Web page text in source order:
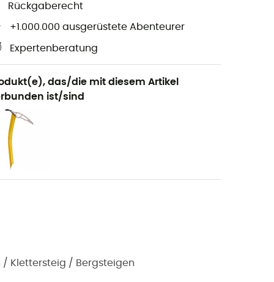
Rückgaberecht
+1.000.000 ausgerüstete Abenteurer
Expertenberatung
das/die mit diesem Artikel
ist/sind
/ Klettersteig / Bergsteigen